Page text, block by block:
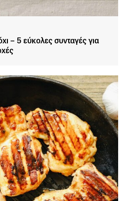
– 5 εύκολες συνταγές για